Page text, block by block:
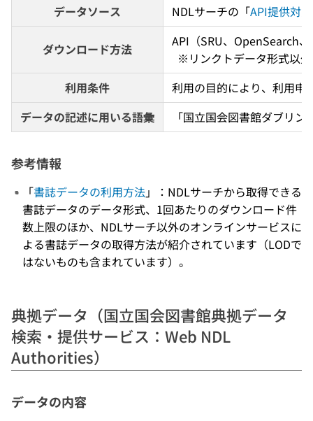
データソース NDLサーチの「API提供対
ダウンロード方法
API（SRU、OpenSearch
※リンクトデータ形式以
利用条件
利用の目的により、利用申
データの記述に用いる語彙
「国立国会図書館ダブリ
参考情報
「書誌データの利用方法」：NDLサーチから取得できる
書誌データのデータ形式、1回あたりのダウンロード件
数上限のほか、NDLサーチ以外のオンラインサービスに
よる書誌データの取得方法が紹介されています（LODで
はないものも含まれています）。
典拠データ（国立国会図書館典拠データ
検索・提供サービス：Web NDL
Authorities）
データの内容